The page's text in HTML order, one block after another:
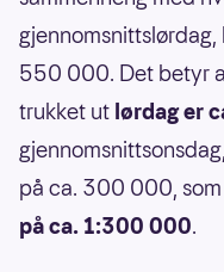
550 000. Det betyr
trukket ut lørdag er
på ca. 300 000,
på ca. 1:300 000.